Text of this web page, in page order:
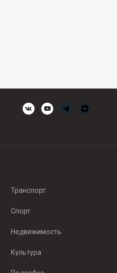
Транспорт
Спорт
Недвижимость
Культура